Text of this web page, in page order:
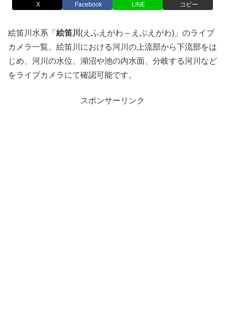
X Facebook LINE コピー
絵笛川水系「 絵笛川 (えふえがわ – えぶえがわ)」のライブ
カメラ一覧。絵笛川における河川の上流部から下流部をは
じめ、河川の水位、湖沼や池の内水面、分岐する河川など
をライブカメラにて確認可能です。
スポンサーリンク